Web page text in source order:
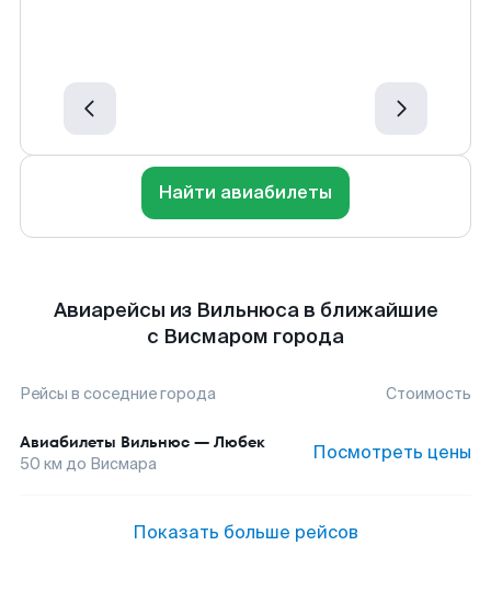
Найти авиабилеты
Авиарейсы из Вильнюса в ближайшие
с Висмаром города
Рейсы в соседние города Стоимость
Авиабилеты Вильнюс — Любек
50 км до Висмара Посмотреть цены
Показать больше рейсов